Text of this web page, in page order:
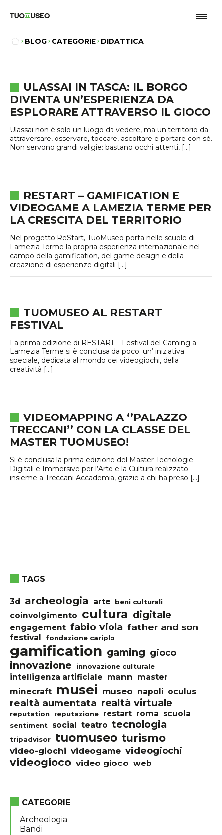
BLOG CATEGORIE DIDATTICA
ULASSAI IN TASCA: IL BORGO
DIVENTA UN’ESPERIENZA DA
ESPLORARE ATTRAVERSO IL GIOCO
Ulassai non è solo un luogo da vedere, ma un territorio da
attraversare, osservare, toccare, ascoltare e portare con sé.
Non servono grandi valigie: bastano occhi attenti, […]
RESTART – GAMIFICATION E
VIDEOGAME A LAMEZIA TERME PER
LA CRESCITA DEL TERRITORIO
Nel progetto ReStart, TuoMuseo porta nelle scuole di
Lamezia Terme la propria esperienza internazionale nel
campo della gamification, del game design e della
creazione di esperienze digitali […]
TUOMUSEO AL RESTART
FESTIVAL
La prima edizione di RESTART – Festival del Gaming a
Lamezia Terme si è conclusa da poco: un’ iniziativa
speciale, dedicata al mondo dei videogiochi, della
creatività […]
VIDEOMAPPING A ‘’PALAZZO
TRECCANI’’ CON LA CLASSE DEL
MASTER TUOMUSEO!
Si è conclusa la prima edizione del Master Tecnologie
Digitali e Immersive per l’Arte e la Cultura realizzato
insieme a Treccani Accademia, grazie a chi ha preso […]
TAGS
3d archeologia arte beni culturali
coinvolgimento cultura digitale
engagement fabio viola father and son
festival fondazione cariplo
gamification gaming gioco
innovazione innovazione culturale
intelligenza artificiale mann master
minecraft musei museo napoli oculus
realtà aumentata realtà virtuale
reputation reputazione restart roma scuola
sentiment social teatro tecnologia
tripadvisor tuomuseo turismo
video-giochi videogame videogiochi
videogioco video gioco web
CATEGORIE
Archeologia
Bandi